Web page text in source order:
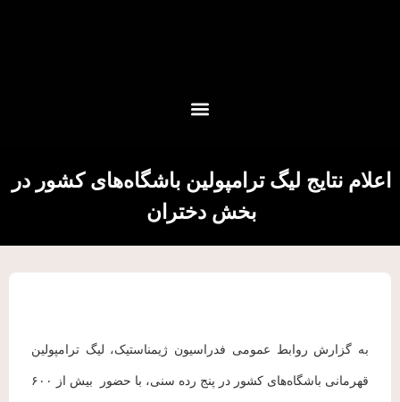
اعلام نتایج لیگ ترامپولین باشگاه‌های کشور در
بخش دختران
به گزارش روابط عمومی فدراسیون ژیمناستیک، لیگ ترامپولین
قهرمانی باشگاه‌های کشور در پنج رده سنی، با حضور بیش از ۶۰۰